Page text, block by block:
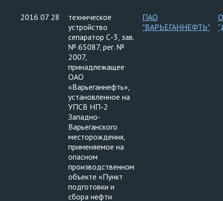
2016 07 28
техническое
устройство
сепаратор С-3, зав.
№ 65087, рег. №
2007,
принадлежащее
ОАО
«Варьеганнефть»,
установленное на
УПСВ НП-2
Западно-
Варьеганского
месторождения,
применяемое на
опасном
производственном
объекте «Пункт
подготовки и
сбора нефти
ПАО
"ВАРЬЕГАННЕФТЬ"